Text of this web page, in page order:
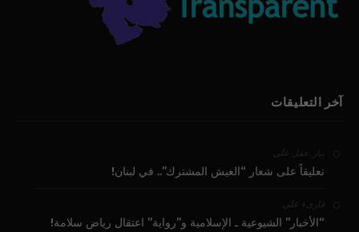
آخر التعليقات
بيار عقل على
تعليقاً على شعار “العيش المشترك”.. في لبنان!
قارىء على
“الأخبار” الشيوعية ـ الإسلامية و”رواية” اعتقال رياض سلامة!